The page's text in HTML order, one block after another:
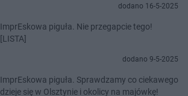
dodano 16-5-2025
ImprEskowa piguła. Nie przegapcie tego!
[LISTA]
dodano 9-5-2025
ImprEskowa piguła. Sprawdzamy co ciekawego
dzieje się w Olsztynie i okolicy na majówkę!